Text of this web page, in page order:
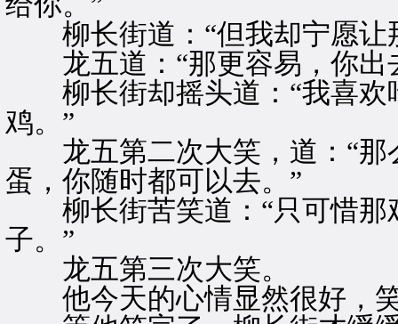
柳长街道：“但我却宁愿让
龙五道：“那更容易，你出
柳长街却摇头道：“我喜欢
鸡。”
龙五第二次大笑，道：“那
蛋，你随时都可以去。”
柳长街苦笑道：“只可惜那
子。”
龙五第三次大笑。
他今天的心情显然很好，笑